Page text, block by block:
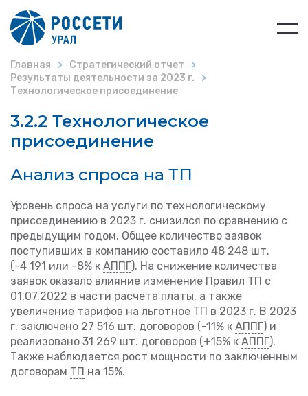
Главная
Стратегический отчет
Результаты деятельности за 2023 г.
Технологическое присоединение
3.2.2 Технологическое
присоединение
Анализ спроса на ТП
Уровень спроса на услуги по технологическому
присоединению в 2023 г. снизился по сравнению с
предыдущим годом. Общее количество заявок
поступивших в компанию составило 48 248 шт.
(-4 191 или -8% к АППГ). На снижение количества
заявок оказало влияние изменение Правил ТП с
01.07.2022 в части расчета платы, а также
увеличение тарифов на льготное ТП в 2023 г. В 2023
г. заключено 27 516 шт. договоров (-11% к АППГ) и
реализовано 31 269 шт. договоров (+15% к АППГ).
Также наблюдается рост мощности по заключенным
договорам ТП на 15%.